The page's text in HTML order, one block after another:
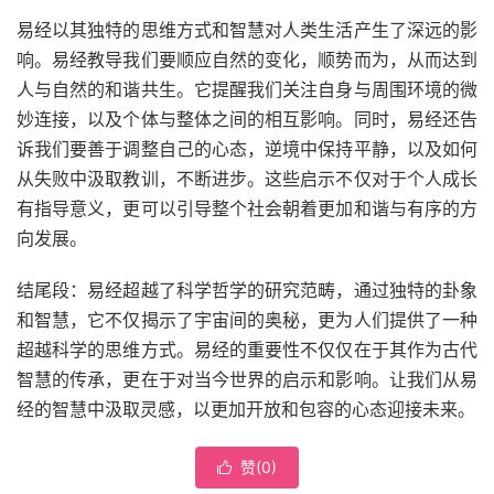
易经以其独特的思维方式和智慧对人类生活产生了深远的影
响。易经教导我们要顺应自然的变化，顺势而为，从而达到
人与自然的和谐共生。它提醒我们关注自身与周围环境的微
妙连接，以及个体与整体之间的相互影响。同时，易经还告
诉我们要善于调整自己的心态，逆境中保持平静，以及如何
从失败中汲取教训，不断进步。这些启示不仅对于个人成长
有指导意义，更可以引导整个社会朝着更加和谐与有序的方
向发展。
结尾段：易经超越了科学哲学的研究范畴，通过独特的卦象
和智慧，它不仅揭示了宇宙间的奥秘，更为人们提供了一种
超越科学的思维方式。易经的重要性不仅仅在于其作为古代
智慧的传承，更在于对当今世界的启示和影响。让我们从易
经的智慧中汲取灵感，以更加开放和包容的心态迎接未来。
 赞(0)